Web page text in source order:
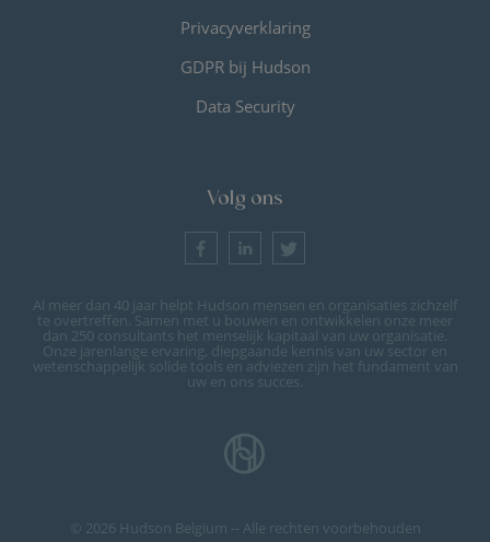
Privacyverklaring
GDPR bij Hudson
Data Security
Volg ons
Al meer dan 40 jaar helpt Hudson mensen en organisaties zichzelf
te overtreffen. Samen met u bouwen en ontwikkelen onze meer
dan 250 consultants het menselijk kapitaal van uw organisatie.
Onze jarenlange ervaring, diepgaande kennis van uw sector en
wetenschappelijk solide tools en adviezen zijn het fundament van
uw en ons succes.
© 2026 Hudson Belgium -- Alle rechten voorbehouden